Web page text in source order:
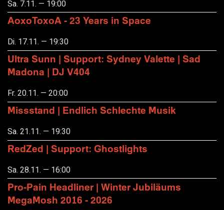
Sa. 7.11. — 19:00
AoxoToxoA - 23 Years in Space
Di. 17.11. — 19:30
Ultra Sunn | Support: Sydney Valette | Sad
Madona | DJ V404
Fr. 20.11. — 20:00
Missstand | Endlich Schlechte Musik
Sa. 21.11. — 19:30
RedZed | Support: Ghostlights
Sa. 28.11. — 16:00
Pro-Pain Headliner | Winter Jubiläums
MegaMosh 2016 - 2026